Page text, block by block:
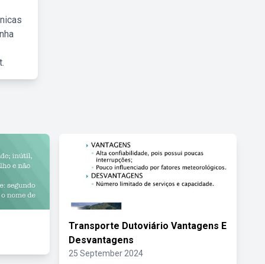
Transporte Dutoviário Vantagens E
Desvantagens
25 September 2024